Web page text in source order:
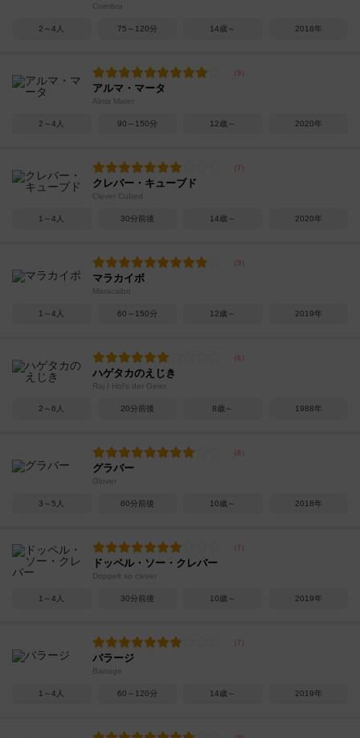
Coimbra
2～4人 75～120分 14歳～ 2018年
アルマ・マータ
Alma Mater
2～4人 90～150分 12歳～ 2020年
クレバー・キューブド
Clever Cubed
1～4人 30分前後 14歳～ 2020年
マラカイボ
Maracaibo
1～4人 60～150分 12歳～ 2019年
ハゲタカのえじき
Raj / Hol's der Geier
2～6人 20分前後 8歳～ 1988年
グラバー
Glover
3～5人 60分前後 10歳～ 2018年
ドッペル・ソー・クレバー
Doppelt so clever
1～4人 30分前後 10歳～ 2019年
バラージ
Barrage
1～4人 60～120分 14歳～ 2019年